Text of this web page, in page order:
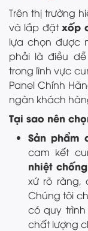
Trên thị trường
và lắp đặtxốp
lựa chọn được
phải là điều
trong lĩnh vực
Panel Chính
ngàn khách
Tại sao nên
Sản phẩm
cam kết
nhiệt
xứ rõ ràng,
Chúng tôi
có quy
chất lượng